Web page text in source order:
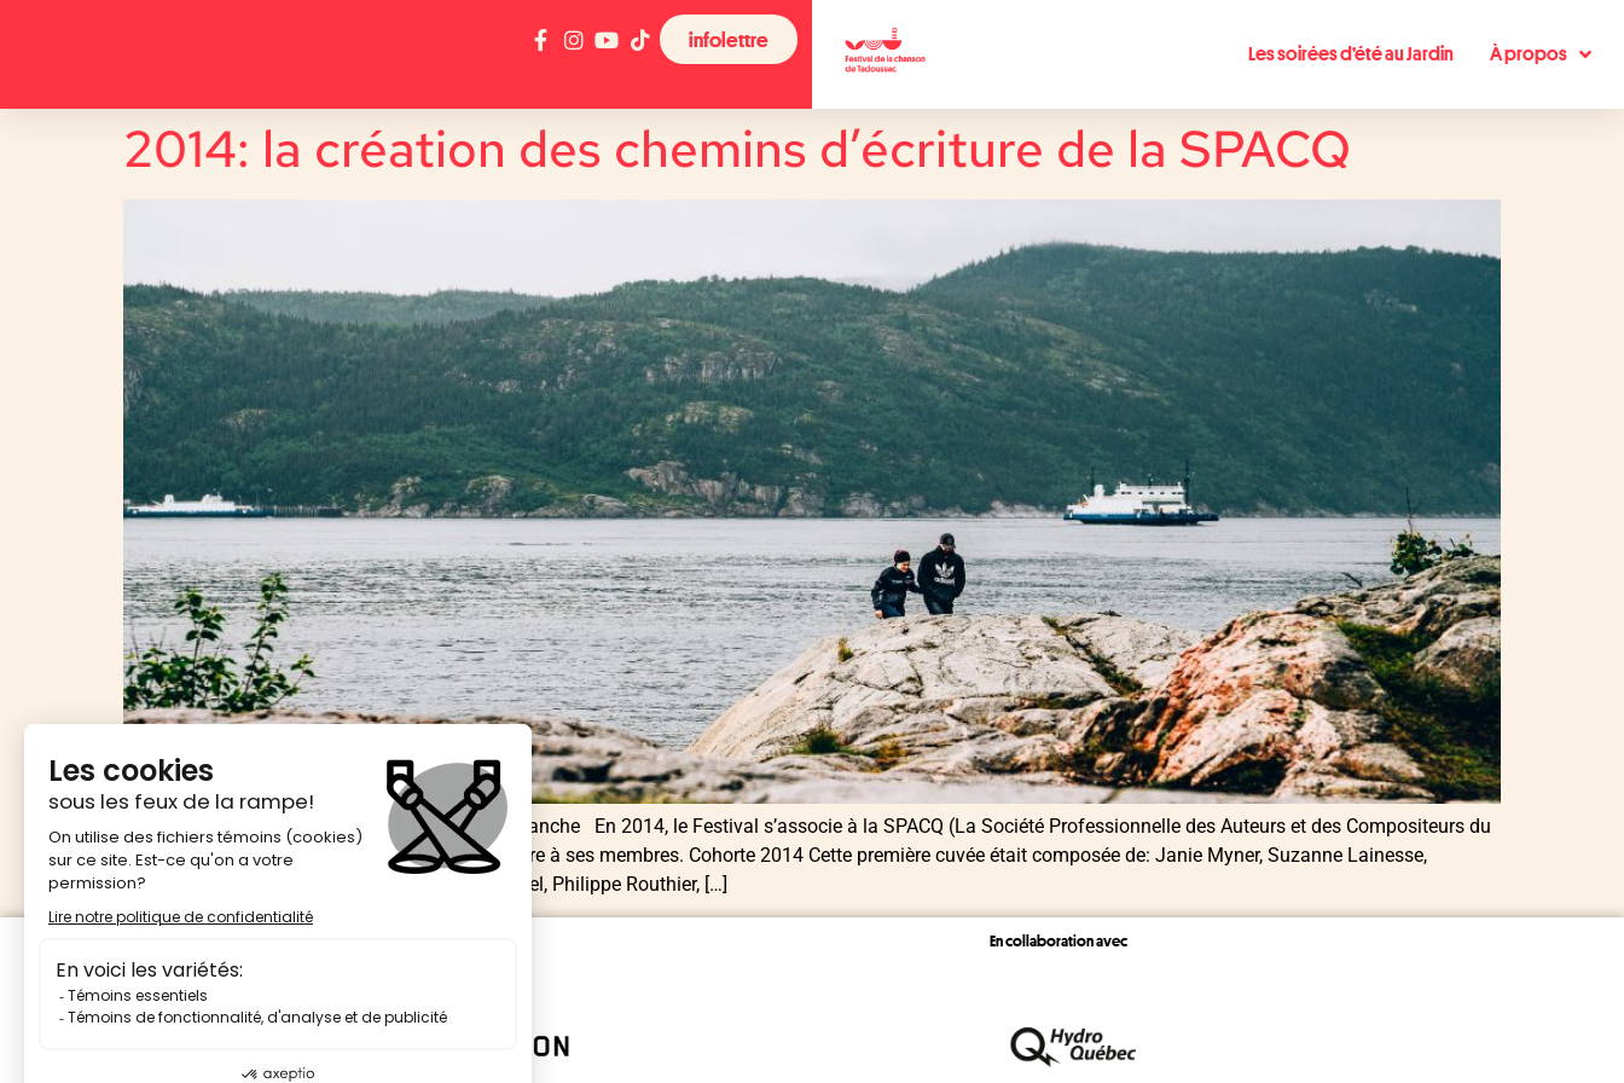
infolettre
Les soirées d’été au Jardin À propos
2014: la création des chemins d’écriture de la SPACQ
Les chemins d’écriture dévelope une nouvelle branche En 2014, le Festival s’associe à la SPACQ (La Société Professionnelle des Auteurs et des Compositeurs du
Québec) pour offrir l’atelier des chemins d’écriture à ses membres. Cohorte 2014 Cette première cuvée était composée de: Janie Myner, Suzanne Lainesse,
Thomas Hogdson, Lisa-Marie Jolin, Elysée Daniel, Philippe Routhier, […]
En collaboration avec